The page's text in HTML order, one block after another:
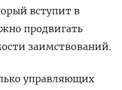
вступит ‌в
продвигать
заимствований.
управляющих